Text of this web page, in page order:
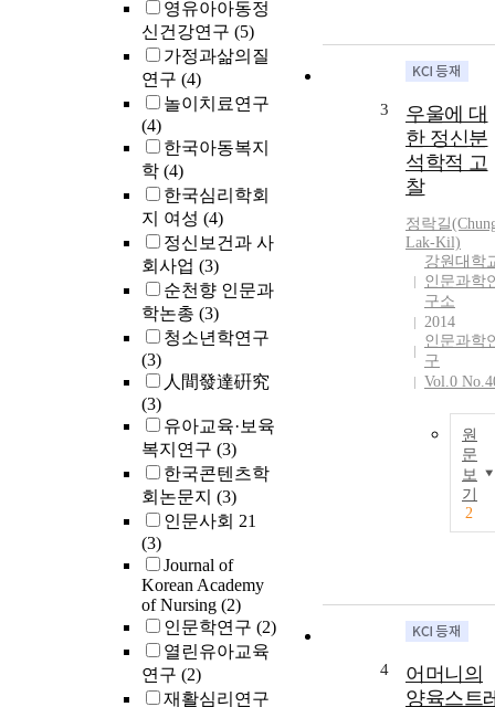
영유아아동정
신건강연구 (5)
가정과삶의질
연구 (4)
놀이치료연구
(4)
한국아동복지
학 (4)
한국심리학회
지 여성 (4)
정신보건과 사
회사업 (3)
순천향 인문과
학논총 (3)
청소년학연구
(3)
人間發達硏究
(3)
유아교육·보육
복지연구 (3)
한국콘텐츠학
회논문지 (3)
인문사회 21
(3)
Journal of
Korean Academy
of Nursing (2)
인문학연구 (2)
열린유아교육
연구 (2)
재활심리연구
3
우울에 대
한 정신분
석학적 고
찰
정락길
Lak-Kil)
강원대학
인문과학
구소
2014
인문과학
구
Vol.0
원
문
보
기
2
4
어머니의
양육스트